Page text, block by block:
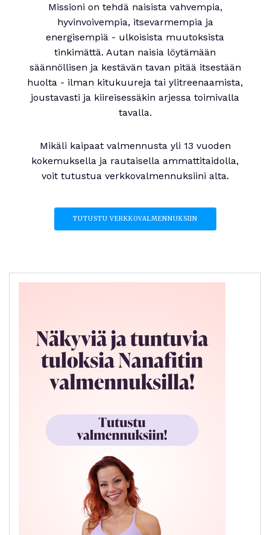
Missioni on tehdä naisista vahvempia,
hyvinvoivempia, itsevarmempia ja
energisempiä - ulkoisista muutoksista
tinkimättä. Autan naisia löytämään
säännöllisen ja kestävän tavan pitää itsestään
huolta - ilman kitukuureja tai ylitreenaamista,
joustavasti ja kiireisessäkin arjessa toimivalla
tavalla.
Mikäli kaipaat valmennusta yli 13 vuoden
kokemuksella ja rautaisella ammattitaidolla,
voit tutustua verkkovalmennuksiini alta.
TUTUSTU VERKKOVALMENNUKSIIN